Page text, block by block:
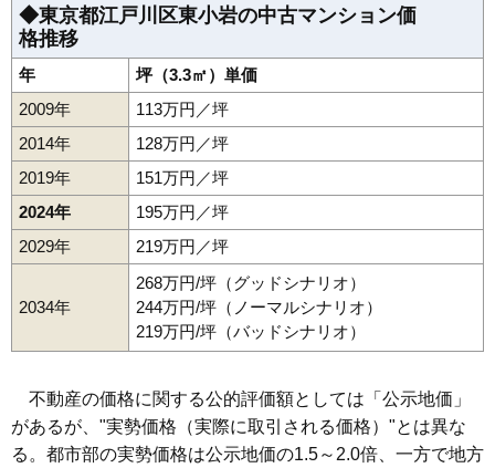
◆東京都江戸川区東小岩の中古マンション価
格推移
年
坪（3.3㎡）単価
2009年
113万円／坪
2014年
128万円／坪
2019年
151万円／坪
2024年
195万円／坪
2029年
219万円／坪
2034年
268万円/坪（グッドシナリオ）
244万円/坪（ノーマルシナリオ）
219万円/坪（バッドシナリオ）
不動産の価格に関する公的評価額としては「公示地価」
があるが、"実勢価格（実際に取引される価格）"とは異な
る。都市部の実勢価格は公示地価の1.5～2.0倍、一方で地方